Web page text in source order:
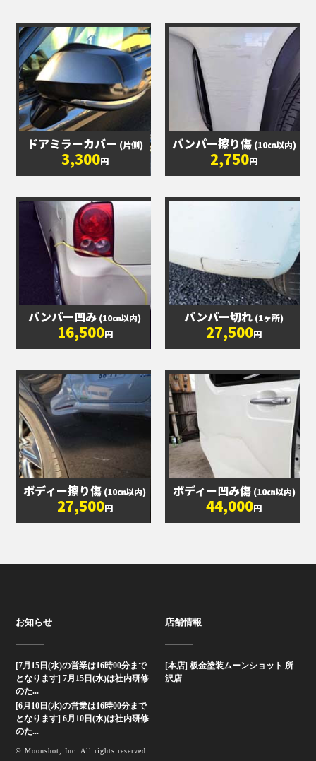
ドアミラーカバー (片側)
3,300円
バンパー擦り傷 (10㎝以内)
2,750円
バンパー凹み (10㎝以内)
16,500円
バンパー切れ (1ヶ所)
27,500円
ボディー擦り傷 (10㎝以内)
27,500円
ボディー凹み傷 (10㎝以内)
44,000円
お知らせ
[7月15日(水)の営業は16時00分まで
となります] 7月15日(水)は社内研修
のた...
[6月10日(水)の営業は16時00分まで
となります] 6月10日(水)は社内研修
のた...
店舗情報
[本店] 板金塗装ムーンショット 所
沢店
© Moonshot, Inc. All rights reserved.